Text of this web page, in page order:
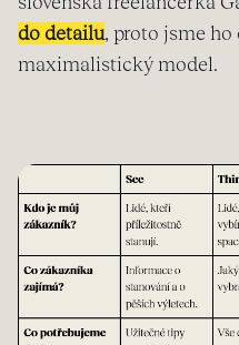
do detailu, proto jsme
maximalistický model.